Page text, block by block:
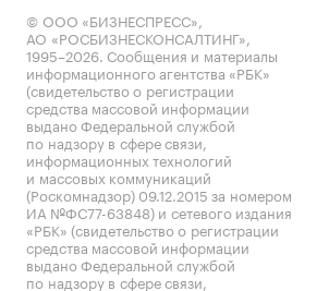
© ООО «БИЗНЕСПРЕСС»,
АО «РОСБИЗНЕСКОНСАЛТИНГ»,
1995–2026. Сообщения и материалы
информационного агентства «РБК»
(свидетельство о регистрации
средства массовой информации
выдано Федеральной службой
по надзору в сфере связи,
информационных технологий
и массовых коммуникаций
(Роскомнадзор) 09.12.2015 за номером
ИА №ФС77-63848) и сетевого издания
«РБК» (свидетельство о регистрации
средства массовой информации
выдано Федеральной службой
по надзору в сфере связи,